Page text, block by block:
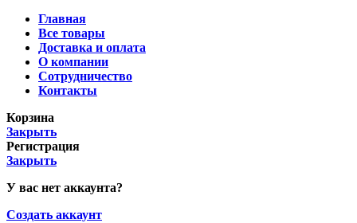
Главная
Все товары
Доставка и оплата
О компании
Сотрудничество
Контакты
Корзина
Закрыть
Регистрация
Закрыть
У вас нет аккаунта?
Создать аккаунт